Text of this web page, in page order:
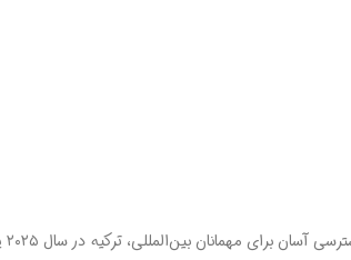
با